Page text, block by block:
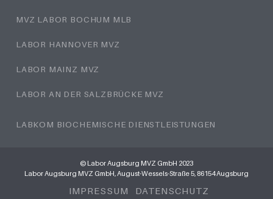
© Labor Augsburg MVZ GmbH 2023
Labor Augsburg MVZ GmbH, August-Wessels-Straße 5, 86154 Augsburg
IMPRESSUM DATENSCHUTZ
MVZ LABOR BOCHUM MLB
LABOR HANNOVER MVZ
LABOR MAINZ MVZ
LABOR AN DER SALZBRÜCKE MVZ
LABKOM BIOCHEMISCHE DIENSTLEISTUNGEN